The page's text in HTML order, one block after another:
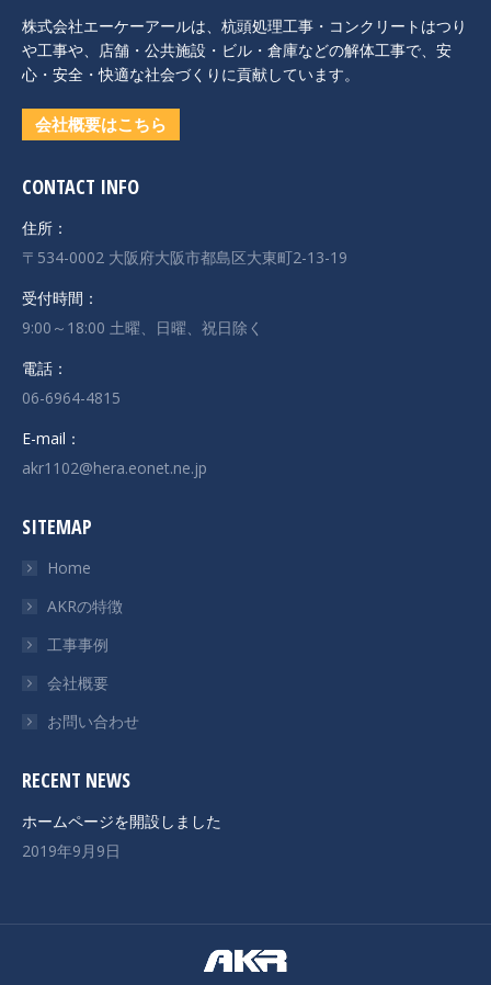
株式会社エーケーアールは、杭頭処理工事・コンクリートはつり
や工事や、店舗・公共施設・ビル・倉庫などの解体工事で、安
心・安全・快適な社会づくりに貢献しています。
会社概要はこちら
CONTACT INFO
住所：
〒534-0002 大阪府大阪市都島区大東町2-13-19
受付時間：
9:00～18:00 土曜、日曜、祝日除く
電話：
06-6964-4815
E-mail：
akr1102@hera.eonet.ne.jp
SITEMAP
Home
AKRの特徴
工事事例
会社概要
お問い合わせ
RECENT NEWS
ホームページを開設しました
2019年9月9日